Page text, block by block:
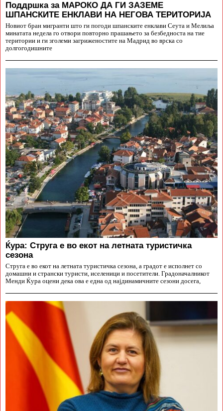
Поддршка за МАРОКО ДА ГИ ЗАЗЕМЕ
ШПАНСКИТЕ ЕНКЛАВИ НА НЕГОВА ТЕРИТОРИЈА
Новиот бран мигранти што ги погоди шпанските енклави Сеута и Мелиља
минатата недела го отвори повторно прашањето за безбедноста на тие
територии и ги зголеми загриженостите на Мадрид во врска со
долгогодишните
Ќура: Струга е во екот на летната туристичка
сезона
Струга е во екот на летната туристичка сезона, а градот е исполнет со
домашни и странски туристи, иселеници и посетители. Градоначалникот
Менди Ќура оцени дека ова е една од најдинамичните сезони досега,